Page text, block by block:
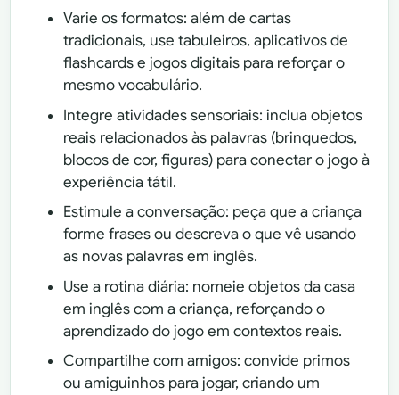
Varie os formatos: além de cartas
tradicionais, use tabuleiros, aplicativos de
flashcards e jogos digitais para reforçar o
mesmo vocabulário.
Integre atividades sensoriais: inclua objetos
reais relacionados às palavras (brinquedos,
blocos de cor, figuras) para conectar o jogo à
experiência tátil.
Estimule a conversação: peça que a criança
forme frases ou descreva o que vê usando
as novas palavras em inglês.
Use a rotina diária: nomeie objetos da casa
em inglês com a criança, reforçando o
aprendizado do jogo em contextos reais.
Compartilhe com amigos: convide primos
ou amiguinhos para jogar, criando um